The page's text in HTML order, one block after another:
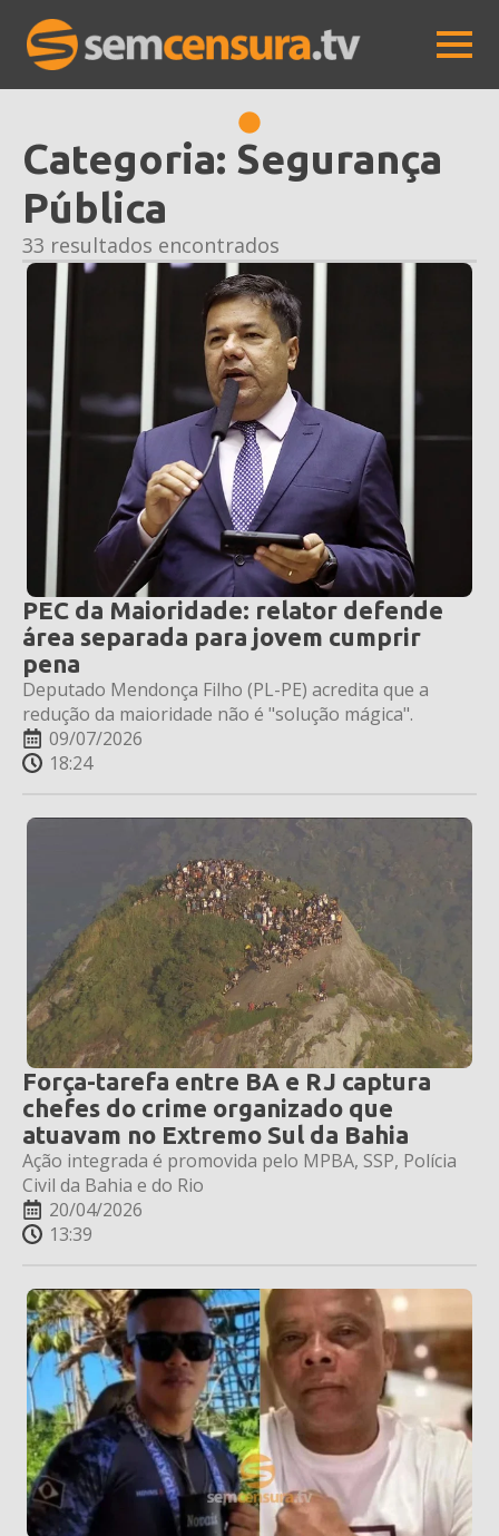
Categoria: Segurança
Pública
33 resultados encontrados
PEC da Maioridade: relator defende
área separada para jovem cumprir
pena
Deputado Mendonça Filho (PL-PE) acredita que a
redução da maioridade não é "solução mágica".
09/07/2026
18:24
Força-tarefa entre BA e RJ captura
chefes do crime organizado que
atuavam no Extremo Sul da Bahia
Ação integrada é promovida pelo MPBA, SSP, Polícia
Civil da Bahia e do Rio
20/04/2026
13:39